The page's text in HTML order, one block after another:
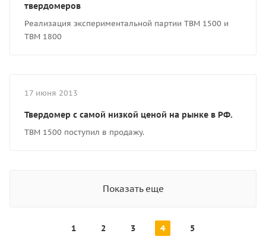
твердомеров
Реализация экспериментальной партии ТВМ 1500 и
ТВМ 1800
17 июня 2013
Твердомер с самой низкой ценой на рынке в РФ.
ТВМ 1500 поступил в продажу.
Показать еще
1 2 3 4 5